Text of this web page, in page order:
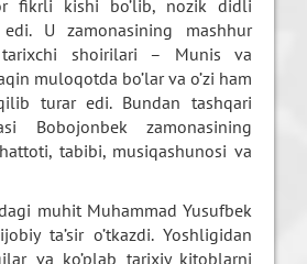
fikrli kishi bo’lib, nozik didli
U zamonasining mashhur
tarixchi shoirilari – Munis va
muloqotda bo’lar va o’zi ham
turar edi. Bundan tashqari
Bobojonbek zamonasining
hattoti, tabibi, musiqashunosi va
muhit Muhammad Yusufbek
ta’sir o’tkazdi. Yoshligidan
va ko’plab tarixiy kitoblarni